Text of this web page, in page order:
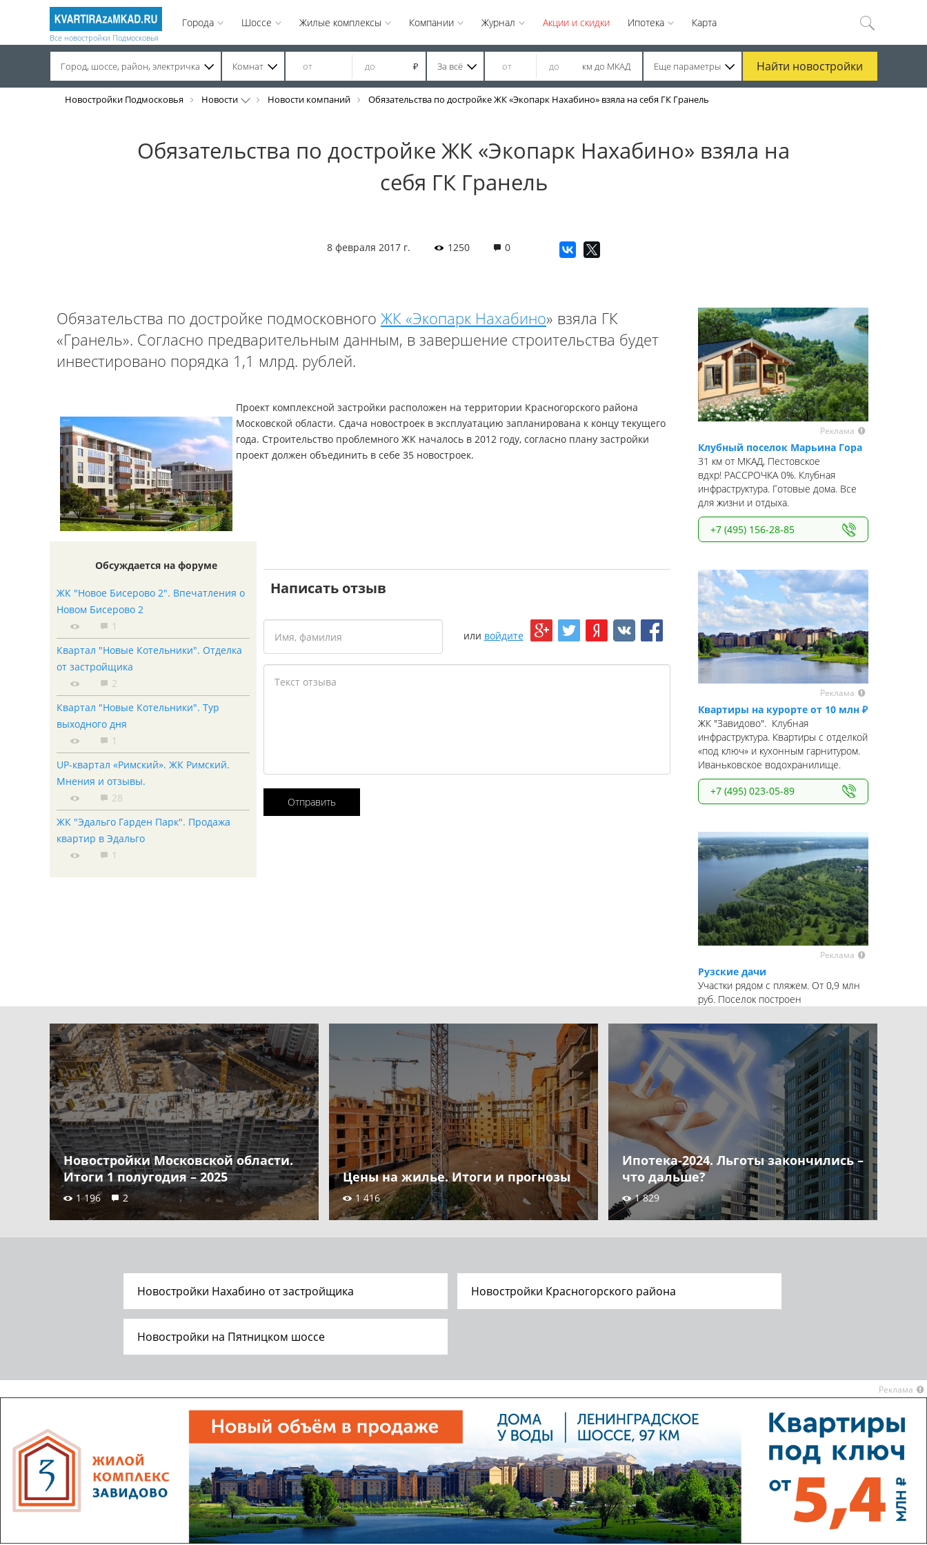
Все новостройки Подмосковья
Города Шоссе Жилые комплексы Компании Журнал Акции и скидки Ипотека Карта
Город, шоссе, район, электричка Комнат ₽ За всё км до МКАД Еще параметры Найти новостройки
Новостройки Подмосковья Новости Новости компаний Обязательства по достройке ЖК «Экопарк Нахабино» взяла на себя ГК Гранель
Обязательства по достройке ЖК «Экопарк Нахабино» взяла на
себя ГК Гранель
8 февраля 2017 г. 1250 0
Обязательства по достройке подмосковного ЖК «Экопарк Нахабино» взяла ГК
«Гранель». Согласно предварительным данным, в завершение строительства будет
инвестировано порядка 1,1 млрд. рублей.
Проект комплексной застройки расположен на территории Красногорского района
Московской области. Сдача новостроек в эксплуатацию запланирована к концу текущего
года. Строительство проблемного ЖК началось в 2012 году, согласно плану застройки
проект должен объединить в себе 35 новостроек.
Обсуждается на форуме
ЖК "Новое Бисерово 2". Впечатления о
Новом Бисерово 2
1
Квартал "Новые Котельники". Отделка
от застройщика
2
Квартал "Новые Котельники". Тур
выходного дня
1
UP-квартал «Римский». ЖК Римский.
Мнения и отзывы.
28
ЖК "Эдальго Гарден Парк". Продажа
квартир в Эдальго
1
Написать отзыв
или войдите
Отправить
Реклама
Клубный поселок Марьина Гора
31 км от МКАД, Пестовское
вдхр! РАССРОЧКА 0%. Клубная
инфраструктура. Готовые дома. Все
для жизни и отдыха.
+7 (495) 156-28-85
Реклама
Квартиры на курорте от 10 млн ₽
ЖК "Завидово". Клубная
инфраструктура. Квартиры с отделкой
«под ключ» и кухонным гарнитуром.
Иваньковское водохранилище.
+7 (495) 023-05-89
Реклама
Рузские дачи
Участки рядом с пляжем. От 0,9 млн
руб. Поселок построен
Новостройки Московской области.
Итоги 1 полугодия – 2025
1 196 2
Цены на жилье. Итоги и прогнозы
1 416
Ипотека-2024. Льготы закончились –
что дальше?
1 829
Новостройки Нахабино от застройщика Новостройки Красногорского района
Новостройки на Пятницком шоссе
Реклама